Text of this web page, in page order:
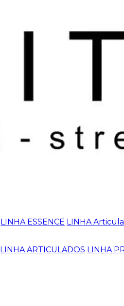
LINHA ESSENCE LINHA
LINHA ARTICULADOS LINHA